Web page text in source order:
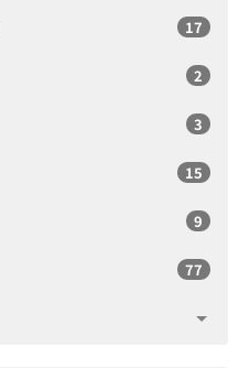
17
2
3
15
9
77